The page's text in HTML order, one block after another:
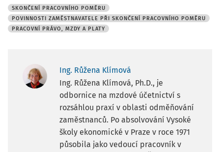
SKONČENÍ PRACOVNÍHO POMĚRU
POVINNOSTI ZAMĚSTNAVATELE PŘI SKONČENÍ PRACOVNÍHO POMĚRU
PRACOVNÍ PRÁVO, MZDY A PLATY
Ing. Růžena Klímová
Ing. Růžena Klímová, Ph.D., je
odbornice na mzdové účetnictví s
rozsáhlou praxí v oblasti odměňování
zaměstnanců. Po absolvování Vysoké
školy ekonomické v Praze v roce 1971
působila jako vedoucí pracovník v